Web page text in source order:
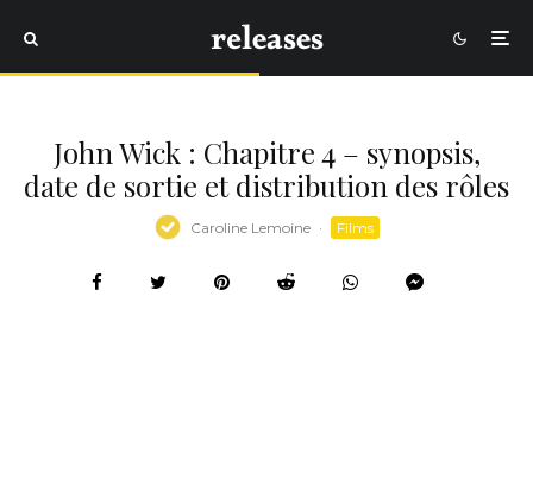
John Wick : Chapitre 4 – synopsis,
date de sortie et distribution des rôles
Caroline Lemoine · Films